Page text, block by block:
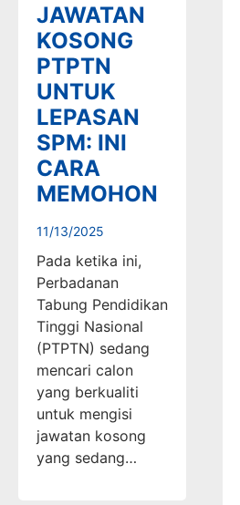
JAWATAN
KOSONG
PTPTN
UNTUK
LEPASAN
SPM: INI
CARA
MEMOHON
11/13/2025
Pada ketika ini,
Perbadanan
Tabung Pendidikan
Tinggi Nasional
(PTPTN) sedang
mencari calon
yang berkualiti
untuk mengisi
jawatan kosong
yang sedang…